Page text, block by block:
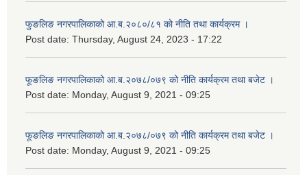
फुङलिङ नगरपालिकाको आ.ब.२०८०/८१ को नीति तथा कार्यक्रम ।
Post date: Thursday, August 24, 2023 - 17:22
फूङलिङ नगरपालिकाको आ.ब.२०७८/०७९ को नीति कार्यक्रम तथा बजेट ।
Post date: Monday, August 9, 2021 - 09:25
फूङलिङ नगरपालिकाको आ.ब.२०७८/०७९ को नीति कार्यक्रम तथा बजेट ।
Post date: Monday, August 9, 2021 - 09:25